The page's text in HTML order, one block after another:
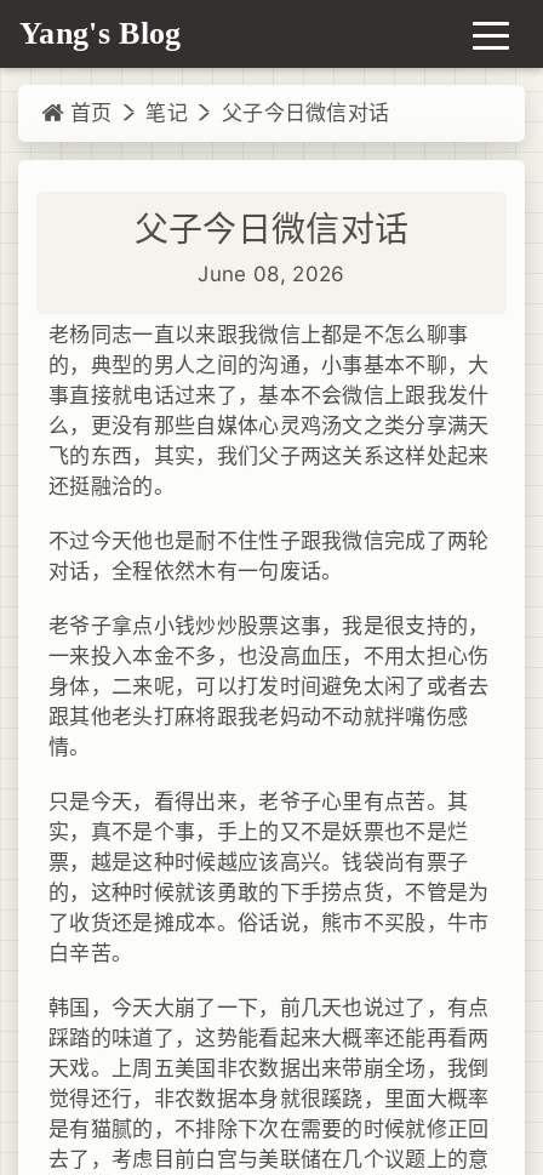
Yang's Blog
首页 笔记 父子今日微信对话
父子今日微信对话
June 08, 2026
老杨同志一直以来跟我微信上都是不怎么聊事
的，典型的男人之间的沟通，小事基本不聊，大
事直接就电话过来了，基本不会微信上跟我发什
么，更没有那些自媒体心灵鸡汤文之类分享满天
飞的东西，其实，我们父子两这关系这样处起来
还挺融洽的。
不过今天他也是耐不住性子跟我微信完成了两轮
对话，全程依然木有一句废话。
老爷子拿点小钱炒炒股票这事，我是很支持的，
一来投入本金不多，也没高血压，不用太担心伤
身体，二来呢，可以打发时间避免太闲了或者去
跟其他老头打麻将跟我老妈动不动就拌嘴伤感
情。
只是今天，看得出来，老爷子心里有点苦。其
实，真不是个事，手上的又不是妖票也不是烂
票，越是这种时候越应该高兴。钱袋尚有票子
的，这种时候就该勇敢的下手捞点货，不管是为
了收货还是摊成本。俗话说，熊市不买股，牛市
白辛苦。
韩国，今天大崩了一下，前几天也说过了，有点
踩踏的味道了，这势能看起来大概率还能再看两
天戏。上周五美国非农数据出来带崩全场，我倒
觉得还行，非农数据本身就很蹊跷，里面大概率
是有猫腻的，不排除下次在需要的时候就修正回
去了，考虑目前白宫与美联储在几个议题上的意